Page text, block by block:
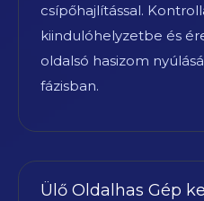
csípőhajlítással.
kiindulóhelyzetbe és
oldalsó hasizom
fázisban.
Ülő Oldalhas Gép